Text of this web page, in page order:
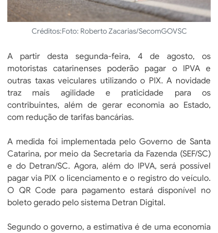
Créditos:Foto: Roberto Zacarias/SecomGOVSC
A partir desta segunda-feira, 4 de agosto, os
motoristas catarinenses poderão pagar o IPVA e
outras taxas veiculares utilizando o PIX. A novidade
traz mais agilidade e praticidade para os
contribuintes, além de gerar economia ao Estado,
com redução de tarifas bancárias.
A medida foi implementada pelo Governo de Santa
Catarina, por meio da Secretaria da Fazenda (SEF/SC)
e do Detran/SC. Agora, além do IPVA, será possível
pagar via PIX o licenciamento e o registro do veículo.
O QR Code para pagamento estará disponível no
boleto gerado pelo sistema Detran Digital.
Segundo o governo, a estimativa é de uma economia